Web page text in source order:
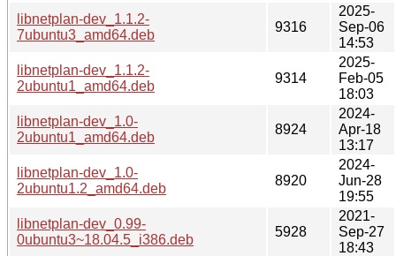
libnetplan-dev_1.1.2-
7ubuntu3_amd64.deb
9316
2025-
Sep-06
14:53
libnetplan-dev_1.1.2-
2ubuntu1_amd64.deb
9314
2025-
Feb-05
18:03
libnetplan-dev_1.0-
2ubuntu1_amd64.deb
8924
2024-
Apr-18
13:17
libnetplan-dev_1.0-
2ubuntu1.2_amd64.deb
8920
2024-
Jun-28
19:55
libnetplan-dev_0.99-
0ubuntu3~18.04.5_i386.deb
5928
2021-
Sep-27
18:43